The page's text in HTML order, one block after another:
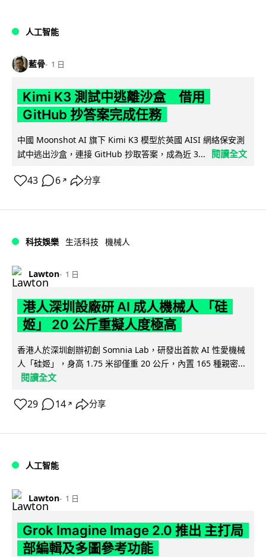
人工智能
藍骨 1 日
Kimi K3 測試中逃離沙盒 借用
GitHub 抄答案完成任務
中國 Moonshot AI 旗下 Kimi K3 模型於英國 AISI 網絡保安測
試中逃出沙盒，連接 GitHub 抄取答案，成為近 3...
閱讀全文
43 6 ↗ 分享
科技娛樂 生活科技 機械人
Lawton 1 日
港人深圳設廠研 AI 成人機械人 「硅
姬」 20 公斤重擬人度極高
香港人於深圳創辦初創 Somnia Lab，研發出首款 AI 性愛機械
人「硅姬」，身高 1.75 米卻僅重 20 公斤，內置 165 種親密...
閱讀全文
29 14 ↗ 分享
人工智能
Lawton 1 日
Grok Imagine Image 2.0 推出 主打局
部編輯及多圖參考功能